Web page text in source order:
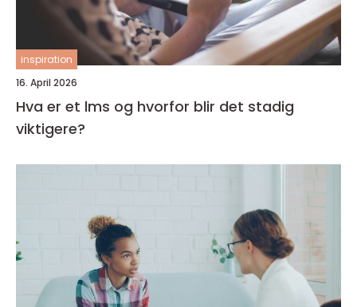
inspiration
16. April 2026
Hva er et lms og hvorfor blir det stadig
viktigere?